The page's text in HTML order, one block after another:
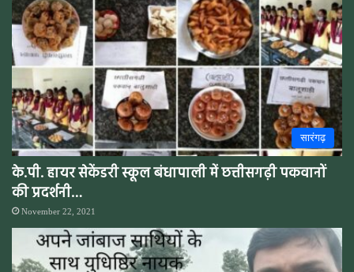
सारंगढ़
के.पी. हायर सेकेंडरी स्कूल बंधापाली में छत्तीसगढ़ी पकवानों
की प्रदर्शनी…
November 22, 2021